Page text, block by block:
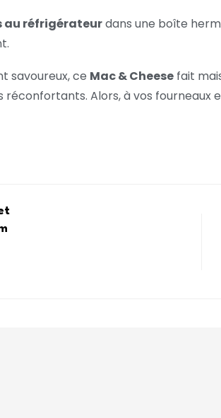
au réfrigérateurdans une boîte
savoureux, ce Mac & Cheese fait
Alors, à vos fourneaux